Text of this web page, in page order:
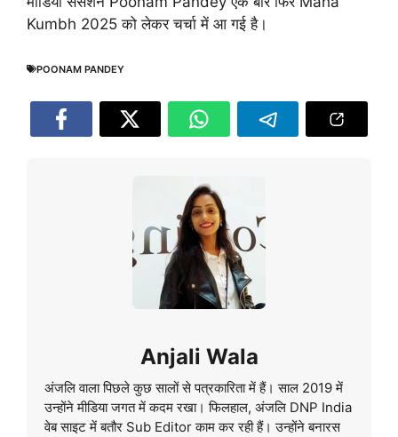
Kumbh 2025 को लेकर चर्चा में आ गई है।
POONAM PANDEY
Anjali Wala
अंजलि वाला पिछले कुछ सालों से पत्रकारिता में हैं। साल 2019 में
उन्होंने मीडिया जगत में कदम रखा। फिलहाल, अंजलि DNP India
वेब साइट में बतौर Sub Editor काम कर रही हैं। उन्होंने बनारस